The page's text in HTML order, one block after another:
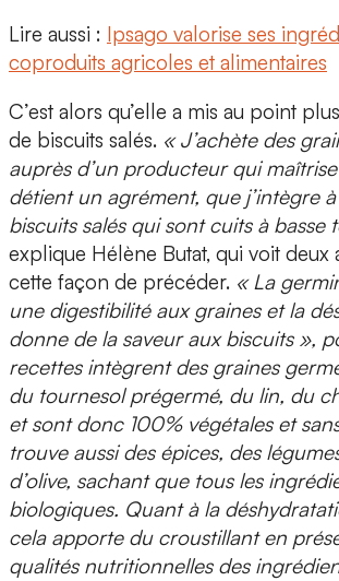
Lire aussi : Ipsago valorise ses
coproduits agricoles et alimentaires
C’est alors qu’elle a mis au point
de biscuits salés. « J’achète des
auprès d’un producteur qui
détient un agrément, que j’intègre
biscuits salés qui sont cuits à basse
explique Hélène Butat, qui voit deux
cette façon de précéder. « La
une digestibilité aux graines et la
donne de la saveur aux biscuits »,
recettes intègrent des graines
du tournesol prégermé, du lin, du
et sont donc 100% végétales et
trouve aussi des épices, des
d’olive, sachant que tous les
biologiques. Quant à la
cela apporte du croustillant en
qualités nutritionnelles des